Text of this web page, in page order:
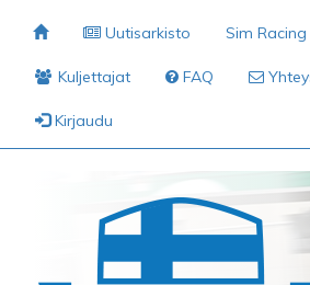
Uutisarkisto Sim Racing
Kuljettajat FAQ
Kirjaudu